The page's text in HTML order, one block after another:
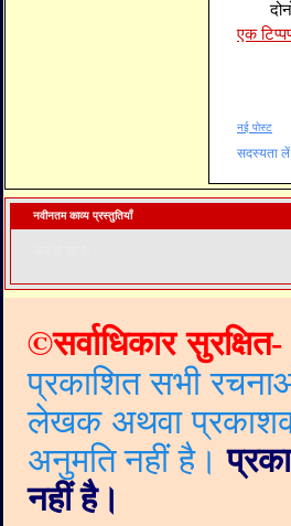
एक
नई पोस्ट
सदस्यता लें
नवीनतम काव्य प्रस्तुतियाँ
©सर्वाधिकार सुरक्षित-
प्रकाशित सभी
लेखक अथवा प्रकाशक
अनुमति नहीं है।
नहीं है।